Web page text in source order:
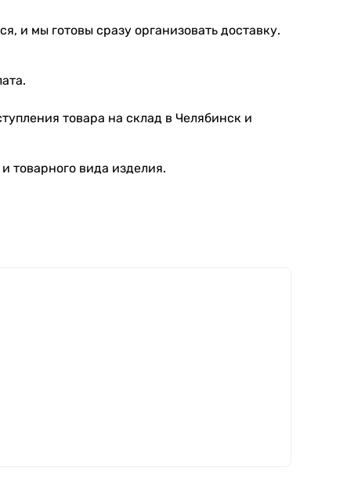
и мы готовы сразу организовать доставку.
товара на склад в Челябинск и
товарного вида изделия.